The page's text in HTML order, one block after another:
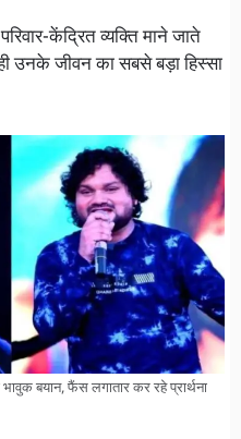
केंद्रित व्यक्ति माने जाते
उनके जीवन का सबसे बड़ा हिस्सा
बयान, फैंस लगातार कर रहे प्रार्थना